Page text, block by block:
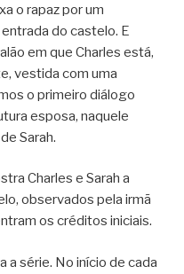
o rapaz por um
do castelo. E
em que Charles está,
vestida com uma
o primeiro diálogo
esposa, naquele
Sarah.
Charles e Sarah a
observados pela irmã
os créditos iniciais.
a série. No início de cada